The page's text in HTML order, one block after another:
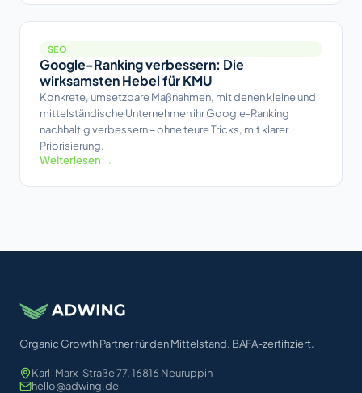
SEO
Google-Ranking verbessern: Die
wirksamsten Hebel für KMU
Konkrete, umsetzbare Maßnahmen, mit denen kleine und
mittelständische Unternehmen ihr Google-Ranking
nachhaltig verbessern – ohne teure Tricks, mit klarer
Priorisierung.
Weiterlesen →
Organic Growth Partner für den Mittelstand. BAFA-zertifiziert.
Karl-Marx-Straße 77, 16816 Neuruppin
hello@adwing.de